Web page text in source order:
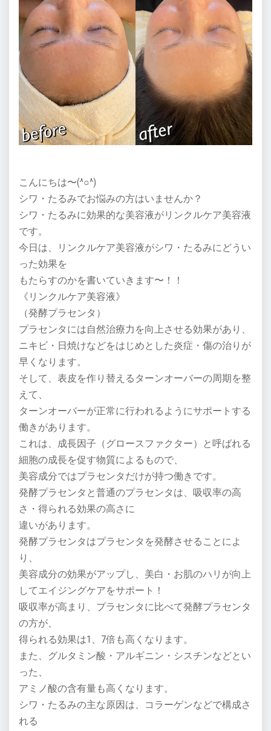
こんにちは〜(^○^)
シワ・たるみでお悩みの方はいませんか？
シワ・たるみに効果的な美容液がリンクルケア美容液
です。
今日は、リンクルケア美容液がシワ・たるみにどうい
った効果を
もたらすのかを書いていきます〜！！
《リンクルケア美容液》
（発酵プラセンタ）
プラセンタには自然治療力を向上させる効果があり、
ニキビ・日焼けなどをはじめとした炎症・傷の治りが
早くなります。
そして、表皮を作り替えるターンオーバーの周期を整
えて、
ターンオーバーが正常に行われるようにサポートする
働きがあります。
これは、成長因子（グロースファクター）と呼ばれる
細胞の成長を促す物質によるもので、
美容成分ではプラセンタだけが持つ働きです。
発酵プラセンタと普通のプラセンタは、吸収率の高
さ・得られる効果の高さに
違いがあります。
発酵プラセンタはプラセンタを発酵させることによ
り、
美容成分の効果がアップし、美白・お肌のハリが向上
してエイジングケアをサポート！
吸収率が高まり、プラセンタに比べて発酵プラセンタ
の方が、
得られる効果は1、7倍も高くなります。
また、グルタミン酸・アルギニン・シスチンなどとい
った、
アミノ酸の含有量も高くなります。
シワ・たるみの主な原因は、コラーゲンなどで構成さ
れる